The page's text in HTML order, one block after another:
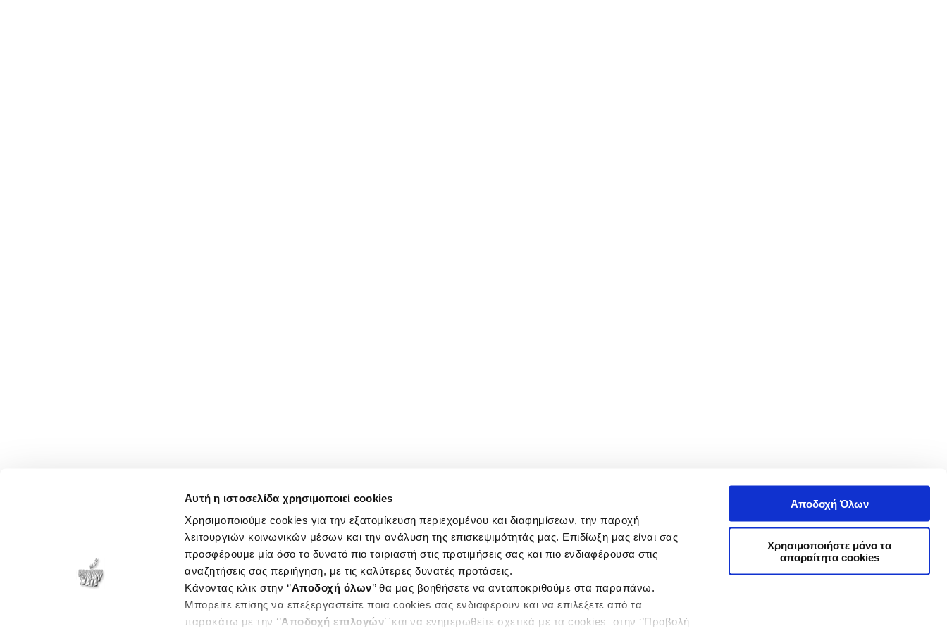
Αυτή η ιστοσελίδα χρησιμοποιεί cookies
Χρησιμοποιούμε cookies για την εξατομίκευση περιεχομένου και διαφημίσεων, την παροχή
λειτουργιών κοινωνικών μέσων και την ανάλυση της επισκεψιμότητάς μας. Επιδίωξη μας είναι σας
προσφέρουμε μία όσο το δυνατό πιο ταιριαστή στις προτιμήσεις σας και πιο ενδιαφέρουσα στις
αναζητήσεις σας περιήγηση, με τις καλύτερες δυνατές προτάσεις.
Κάνοντας κλικ στην ‘’Αποδοχή όλων’’ θα μας βοηθήσετε να ανταποκριθούμε στα παραπάνω.
Μπορείτε επίσης να επεξεργαστείτε ποια cookies σας ενδιαφέρουν και να επιλέξετε από τα
παρακάτω με την ‘’Αποδοχή επιλογών΄΄και να ενημερωθείτε σχετικά με τα cookies στην ‘’Προβολή
Αποδοχή Όλων
Χρησιμοποιήστε μόνο τα
απαραίτητα cookies